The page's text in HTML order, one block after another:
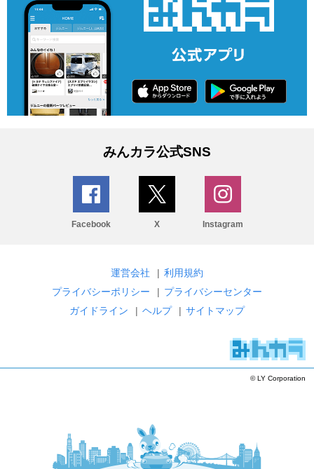
みんカラ公式SNS
Facebook X Instagram
運営会社 | 利用規約
プライバシーポリシー
| プライバシーセンター
ガイドライン
| ヘルプ | サイトマップ
© LY Corporation